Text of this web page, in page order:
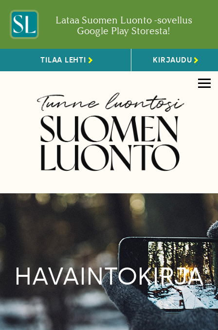
Lataa Suomen Luonto -sovellus
Google Play Storesta!
TILAA LEHTI KIRJAUDU
HAVAINTOKIRJA